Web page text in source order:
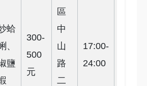
蛤
、
鹽
300-
500
元
區
中
山
路
二
17:00-
24:00